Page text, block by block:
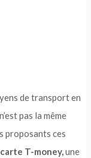
de transport en
pas la même
proposants ces
T-money,une